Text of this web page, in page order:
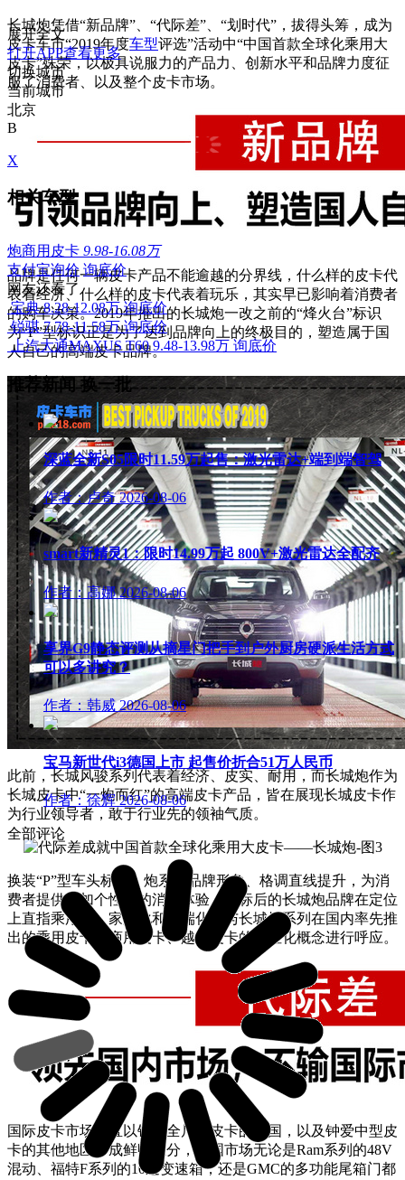
长城炮凭借“新品牌”、“代际差”、“划时代”，拔得头筹，成为
皮卡车市“2019年度车型评选”活动中“中国首款全球化乘用大
皮卡”殊荣，以极具说服力的产品力、创新水平和品牌力度征
服了消费者、以及整个皮卡市场。
品牌是任何一辆皮卡产品不能逾越的分界线，什么样的皮卡代
表着经济、什么样的皮卡代表着玩乐，其实早已影响着消费者
的购车决策。2019年推出的长城炮一改之前的“烽火台”标识
为“P”型标识正是为了达到品牌向上的终极目的，塑造属于国
人自己的高端皮卡品牌。
此前，长城风骏系列代表着经济、皮实、耐用，而长城炮作为
长城皮卡中“一炮而红”的高端皮卡产品，皆在展现长城皮卡作
为行业领导者，敢于行业先的领袖气质。
换装“P”型车头标后，炮系列品牌形象、格调直线提升，为消
费者提供更加个性化的消费体验，换标后的长城炮品牌在定位
上直指乘用化、家用化和高端化，与长城炮系列在国内率先推
出的乘用皮卡、商用皮卡、越野皮卡的个性化概念进行呼应。
国际皮卡市场一直以钟爱全尺寸皮卡的美国，以及钟爱中型皮
卡的其他地区形成鲜明区分，美国市场无论是Ram系列的48V
混动、福特F系列的10速变速箱，还是GMC的多功能尾箱门都
展开全文
打开APP查看更多
切换城市
当前城市
北京
B
X
相关车型
炮商用皮卡 9.98-16.08万
支付宝询价 询底价
网友还看了
宝典 8.28-12.08万 询底价
锐骐 7.78-11.58万 询底价
上汽大通MAXUS T60 9.48-13.98万 询底价
推荐新闻换一批
深蓝全新S05限时11.59万起售：激光雷达+端到端智驾
作者：卢奇 2026-08-06
smart新精灵1：限时14.99万起 800V+激光雷达全配齐
作者：高娜 2026-08-06
享界G9静态评测从摘星门把手到户外厨房硬派生活方式
可以多讲究？
作者：韩威 2026-08-06
宝马新世代i3德国上市 起售价折合51万人民币
作者：徐辉 2026-08-06
全部评论